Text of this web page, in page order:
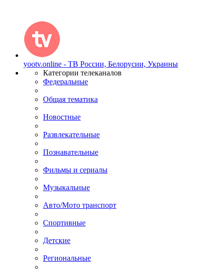
yootv.online - ТВ России, Белорусии, Украины
Категории телеканалов
Федеральные
Общая тематика
Новостные
Развлекательные
Познавательные
Фильмы и сериалы
Музыкальные
Авто/Мото транспорт
Спортивные
Детские
Региональные